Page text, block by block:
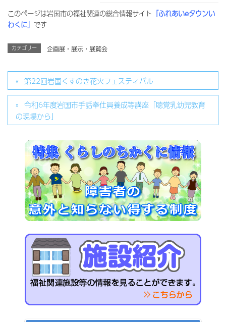
このページは岩国市の福祉関連の総合情報サイト 「ふれあいeタウンい
わくに」 です
カテゴリー 企画展・展示・展覧会
第22回岩国くすのき花火フェスティバル
令和6年度岩国市手話奉仕員養成等講座「聴覚乳幼児教育
の現場から」